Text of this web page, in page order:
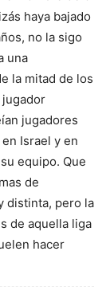
haya bajado
no la sigo
una
la mitad de los
jugadores
Israel y en
equipo. Que
de
distinta, pero la
de aquella liga
hacer